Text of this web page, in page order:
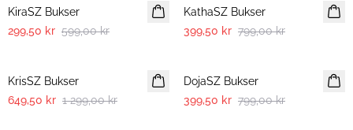
KiraSZ Bukser
299,50 kr 599,00 kr
KathaSZ Bukser
399,50 kr 799,00 kr
KrisSZ Bukser
649,50 kr 1 299,00 kr
DojaSZ Bukser
399,50 kr 799,00 kr